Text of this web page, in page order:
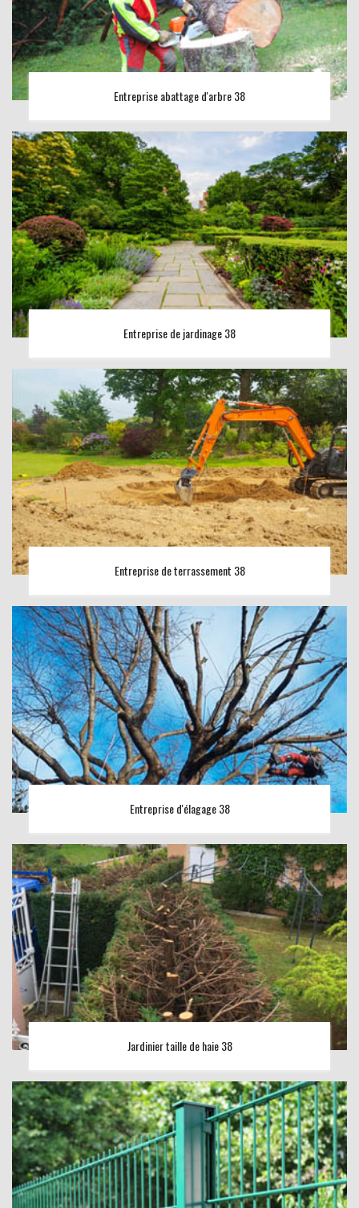
Entreprise abattage d'arbre 38
Entreprise de jardinage 38
Entreprise de terrassement 38
Entreprise d'élagage 38
Jardinier taille de haie 38